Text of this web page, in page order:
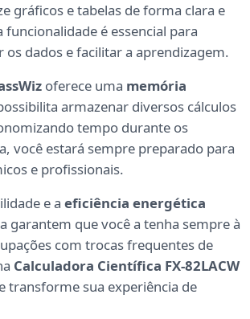
gráficos e tabelas de forma clara e
funcionalidade é essencial para
dados e facilitar a aprendizagem.
oferece uma memória
armazenar diversos cálculos
tempo durante os
você estará sempre preparado para
e profissionais.
e a eficiência energética
garantem que você a tenha sempre à
com trocas frequentes de
Calculadora Científica FX-82LACW
e transforme sua experiência de